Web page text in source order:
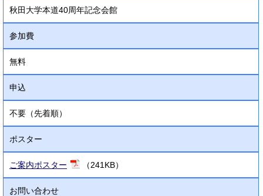
秋田大学本道40周年記念会館
参加費
無料
申込
不要（先着順）
ポスター
ご案内ポスター （241KB）
お問い合わせ